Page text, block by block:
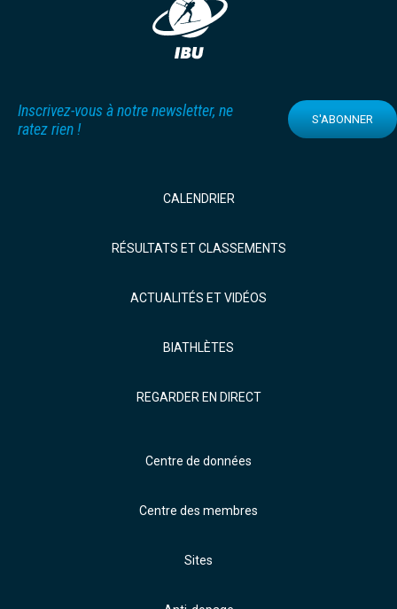
Inscrivez-vous à notre newsletter, ne
ratez rien !
S'ABONNER
CALENDRIER
RÉSULTATS ET CLASSEMENTS
ACTUALITÉS ET VIDÉOS
BIATHLÈTES
REGARDER EN DIRECT
Centre de données
Centre des membres
Sites